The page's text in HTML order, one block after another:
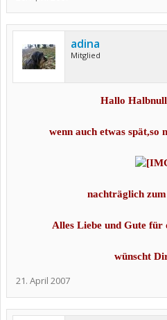
adina
Mitglied
Hallo
wenn auch etwas spät,so
nachträglich
Alles Liebe und Gute für
wünscht
21. April 2007